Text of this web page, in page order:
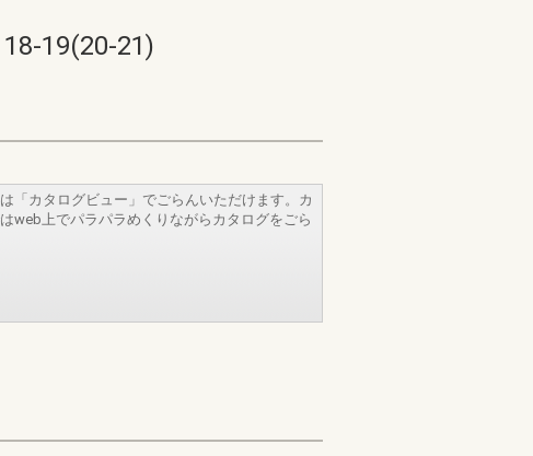
19(20-21)
「カタログビュー」でごらんいただけます。カ
web上でパラパラめくりながらカタログをごら